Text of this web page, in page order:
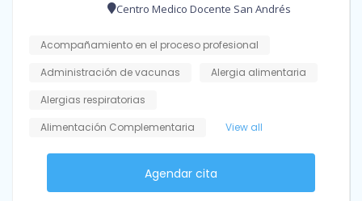
Centro Medico Docente San Andrés
Acompañamiento en el proceso profesional
Administración de vacunas
Alergia alimentaria
Alergias respiratorias
Alimentación Complementaria
View all
Agendar cita